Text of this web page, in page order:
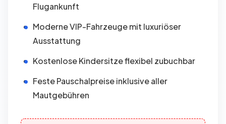
Flugankunft
Moderne VIP-Fahrzeuge mit luxuriöser
Ausstattung
Kostenlose Kindersitze flexibel zubuchbar
Feste Pauschalpreise inklusive aller
Mautgebühren